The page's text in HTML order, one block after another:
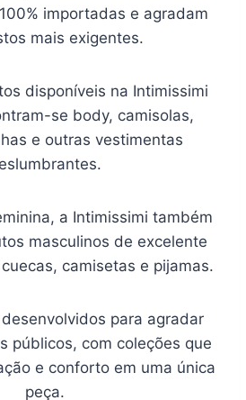
importadas e agradam
mais exigentes.
disponíveis na Intimissimi
se body, camisolas,
e outras vestimentas
a Intimissimi também
masculinos de excelente
camisetas e pijamas.
para agradar
públicos, com coleções que
e conforto em uma única
peça.